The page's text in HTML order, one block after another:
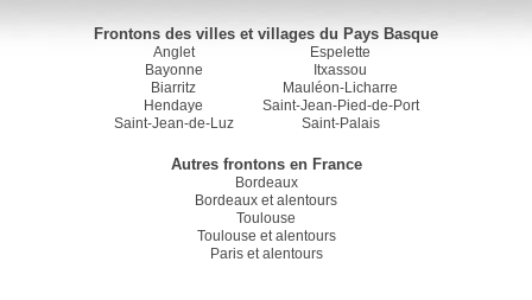
Frontons des villes et villages du Pays Basque
Anglet
Bayonne
Biarritz
Hendaye
Saint-Jean-de-Luz
Espelette
Itxassou
Mauléon-Licharre
Saint-Jean-Pied-de-Port
Saint-Palais
Autres frontons en France
Bordeaux
Bordeaux et alentours
Toulouse
Toulouse et alentours
Paris et alentours